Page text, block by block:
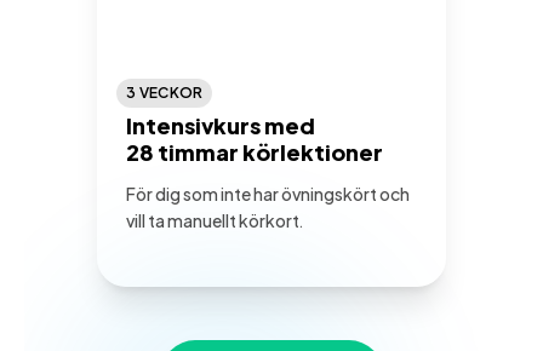
3 VECKOR
Intensivkurs med
28 timmar körlektioner
För dig som inte har övningskört och
vill ta manuellt körkort.